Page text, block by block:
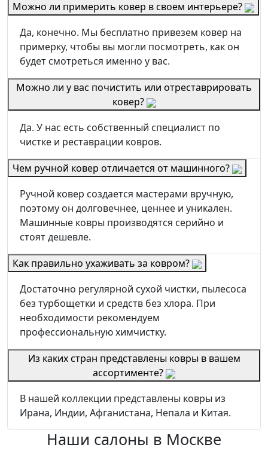
Можно ли примерить ковер в своем интерьере?
Да, конечно. Мы бесплатно привезем ковер на
примерку, чтобы вы могли посмотреть, как он
будет смотреться именно у вас.
Можно ли у вас почистить или отреставрировать
ковер?
Да. У нас есть собственный специалист по
чистке и реставрации ковров.
Чем ручной ковер отличается от машинного?
Ручной ковер создается мастерами вручную,
поэтому он долговечнее, ценнее и уникален.
Машинные ковры производятся серийно и
стоят дешевле.
Как правильно ухаживать за ковром?
Достаточно регулярной сухой чистки, пылесоса
без турбощетки и средств без хлора. При
необходимости рекомендуем
профессиональную химчистку.
Из каких стран представлены ковры в вашем
ассортименте?
В нашей коллекции представлены ковры из
Ирана, Индии, Афганистана, Непала и Китая.
Наши салоны в Москве